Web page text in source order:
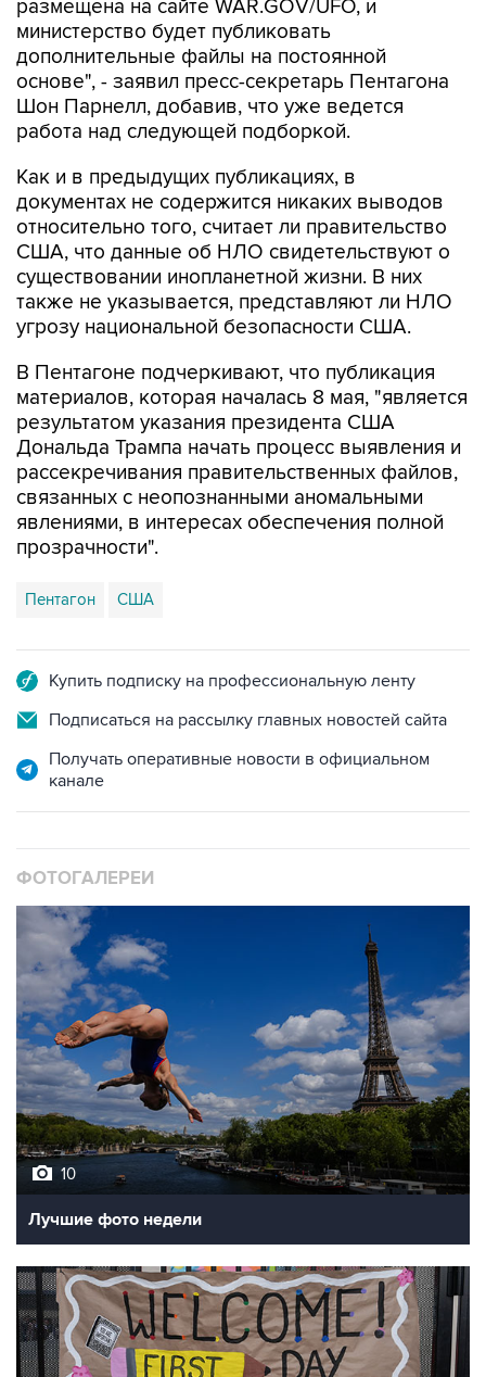
дополнительные файлы на постоянной
основе", - заявил пресс-секретарь Пентагона
Шон Парнелл, добавив, что уже ведется
работа над следующей подборкой.
Как и в предыдущих публикациях, в
относительно того, считает ли правительство
США, что данные об НЛО свидетельствуют о
существовании инопланетной жизни. В них
также не указывается, представляют ли НЛО
угрозу национальной безопасности США.
В Пентагоне подчеркивают, что публикация
результатом указания президента США
Дональда Трампа начать процесс выявления и
рассекречивания правительственных файлов,
связанных с неопознанными аномальными
явлениями, в интересах обеспечения полной
прозрачности".
Пентагон США
Подписаться на рассылку главных новостей сайта
Получать оперативные новости в официальном
10
Лучшие фото недели